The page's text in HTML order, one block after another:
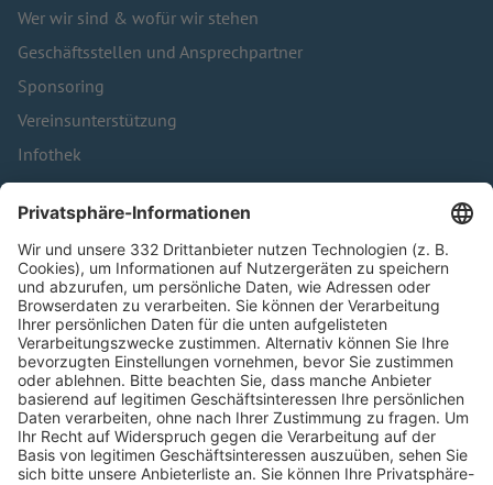
Wer wir sind & wofür wir stehen
Geschäftsstellen und Ansprechpartner
Sponsoring
Vereinsunterstützung
Infothek
Kontakt
HÄUFIG BESUCHTE SEITEN
Pässe und Vereinswechsel
Trainerausbildung
Schulungsangebot Vereinsmitarbeiter
BFV-Geschäftsstellen
Trainerbörse
Login SpielPlus